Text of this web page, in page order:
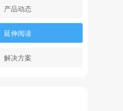
产品动态
延伸阅读
解决方案